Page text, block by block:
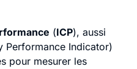
(ICP), aussi
Performance Indicator)
pour mesurer les